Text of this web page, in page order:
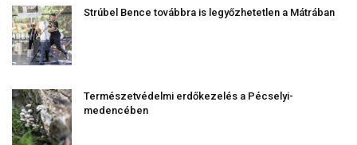
Strúbel Bence továbbra is legyőzhetetlen a Mátrában
Természetvédelmi erdőkezelés a Pécselyi-
medencében